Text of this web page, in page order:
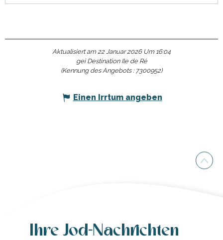
Aktualisiert am 22 Januar 2026 Um 16:04
gei Destination Ile de Ré
(Kennung des Angebots : 7300952)
Einen Irrtum angeben
Ihre Jod-Nachrichten